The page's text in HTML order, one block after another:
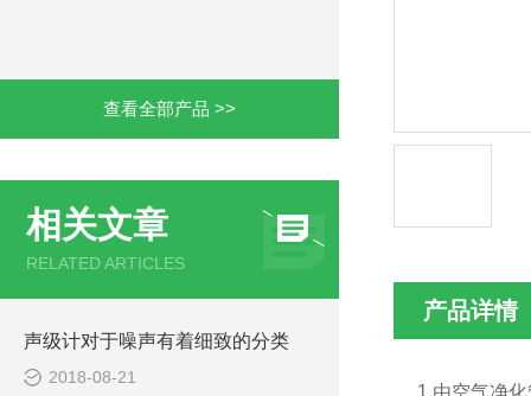
查看全部产品 >>
相关文章
RELATED ARTICLES
声级计对于噪声有着细致的分类
2018-08-21
产品详情
1.由空气净